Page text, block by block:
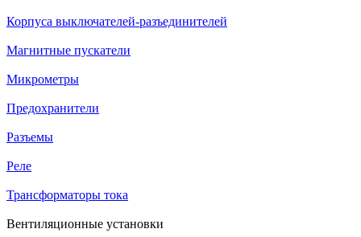
Корпуса выключателей-разъединителей
Магнитные пускатели
Микрометры
Предохранители
Разъемы
Реле
Трансформаторы тока
Вентиляционные установки